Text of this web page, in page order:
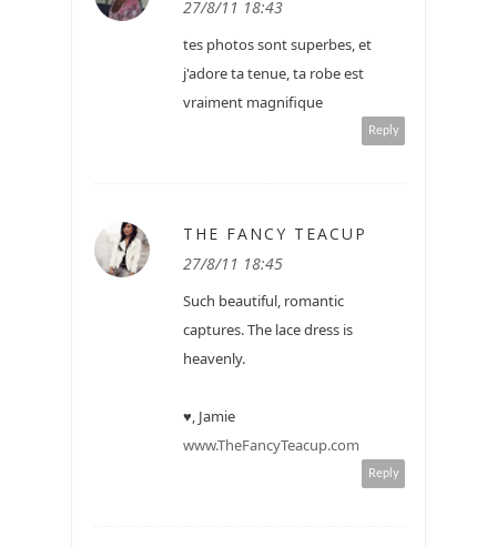
27/8/11 18:43
tes photos sont superbes, et
j'adore ta tenue, ta robe est
vraiment magnifique
Reply
THE FANCY TEACUP
27/8/11 18:45
Such beautiful, romantic
captures. The lace dress is
heavenly.
♥, Jamie
www.TheFancyTeacup.com
Reply